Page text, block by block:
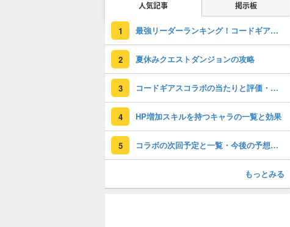
人気記事 掲示板
1 最強リーダーランキング！コードギアスの評価掲載
2 夏休みクエストダンジョンの攻略
3 コードギアスコラボの当たりと評価・引くべき？
4 HP増加スキルを持つキャラの一覧と効果
5 コラボの次回予定と一覧・今後の予想掲載！
もっとみる